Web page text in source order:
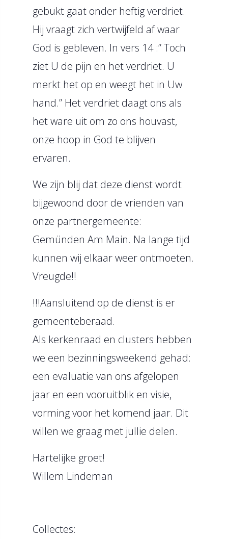
gebukt gaat onder heftig verdriet.
Hij vraagt zich vertwijfeld af waar
God is gebleven. In vers 14 :” Toch
ziet U de pijn en het verdriet. U
merkt het op en weegt het in Uw
hand.” Het verdriet daagt ons als
het ware uit om zo ons houvast,
onze hoop in God te blijven
ervaren.
We zijn blij dat deze dienst wordt
bijgewoond door de vrienden van
onze partnergemeente:
Gemünden Am Main. Na lange tijd
kunnen wij elkaar weer ontmoeten.
Vreugde!!
!!!Aansluitend op de dienst is er
gemeenteberaad.
Als kerkenraad en clusters hebben
we een bezinningsweekend gehad:
een evaluatie van ons afgelopen
jaar en een vooruitblik en visie,
vorming voor het komend jaar. Dit
willen we graag met jullie delen.
Hartelijke groet!
Willem Lindeman
Collectes: